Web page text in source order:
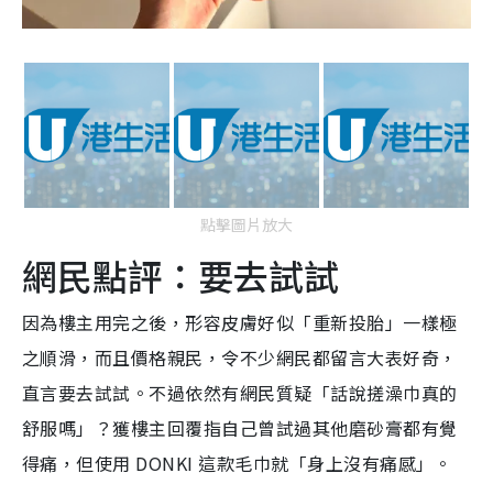
點擊圖片放大
網民點評：要去試試
因為樓主用完之後，形容皮膚好似「重新投胎」一樣極
之順滑，而且價格親民，令不少網民都留言大表好奇，
直言要去試試。不過依然有網民質疑「話說搓澡巾真的
舒服嗎」？獲樓主回覆指自己曾試過其他磨砂膏都有覺
得痛，但使用 DONKI 這款毛巾就「身上沒有痛感」。